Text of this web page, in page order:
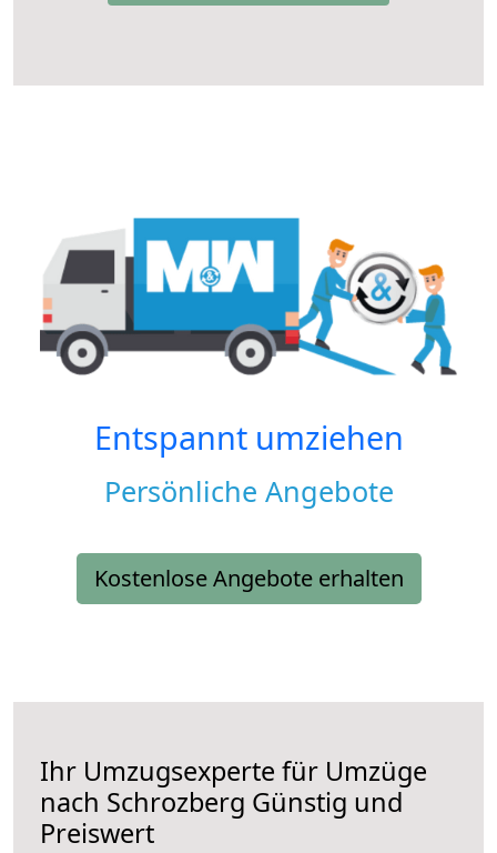
Entspannt umziehen
Persönliche Angebote
Kostenlose Angebote erhalten
Ihr Umzugsexperte für Umzüge
nach Schrozberg Günstig und
Preiswert